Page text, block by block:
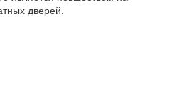
дверей.